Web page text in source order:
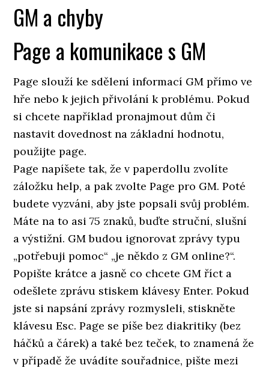
GM a chyby
Page a komunikace s GM
Page slouží ke sdělení informací GM přímo ve
hře nebo k jejich přivolání k problému. Pokud
si chcete například pronajmout dům či
nastavit dovednost na základní hodnotu,
použijte page.
Page napíšete tak, že v paperdollu zvolíte
záložku help, a pak zvolte Page pro GM. Poté
budete vyzváni, aby jste popsali svůj problém.
Máte na to asi 75 znaků, buďte struční, slušní
a výstižní. GM budou ignorovat zprávy typu
„potřebuji pomoc“ „je někdo z GM online?“.
Popište krátce a jasně co chcete GM říct a
odešlete zprávu stiskem klávesy Enter. Pokud
jste si napsání zprávy rozmysleli, stiskněte
klávesu Esc. Page se píše bez diakritiky (bez
háčků a čárek) a také bez teček, to znamená že
v případě že uvádíte souřadnice, pište mezi